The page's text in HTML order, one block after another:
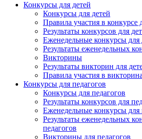
Конкурсы для детей
Конкурсы для детей
Правила участия в конкурсе
Результаты конкурсов для
Еженедельные конкурсы для
Результаты еженедельных
Викторины
Результаты викторин для
Правила участия в
Конкурсы для педагогов
Конкурсы для педагогов
Результаты конкурсов для
Еженедельные конкурсы для
Результаты еженедельных
педагогов
Викторины для педагогов